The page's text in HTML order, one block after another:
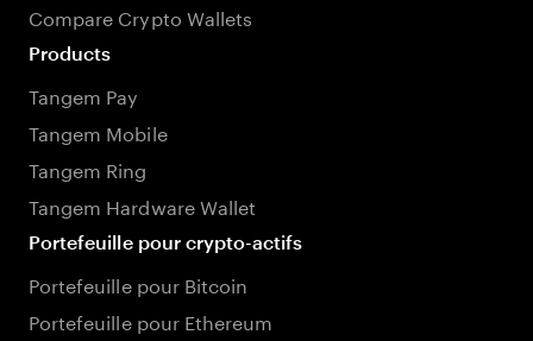
Compare Crypto Wallets
Products
Tangem Pay
Tangem Mobile
Tangem Ring
Tangem Hardware Wallet
Portefeuille pour crypto-actifs
Portefeuille pour Bitcoin
Portefeuille pour Ethereum